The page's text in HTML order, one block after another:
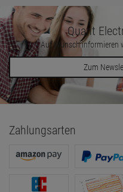
Quant
Auf Wunsch informieren
Zum
Zahlungsarten